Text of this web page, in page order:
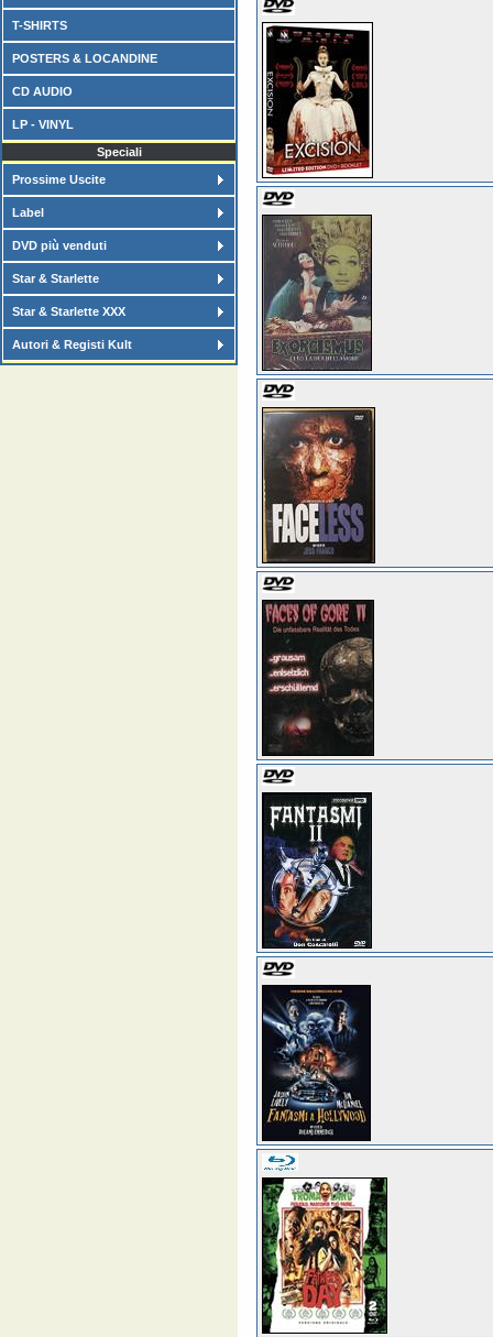
T-SHIRTS
POSTERS & LOCANDINE
CD AUDIO
LP - VINYL
Speciali
Prossime Uscite
Label
DVD più venduti
Star & Starlette
Star & Starlette XXX
Autori & Registi Kult